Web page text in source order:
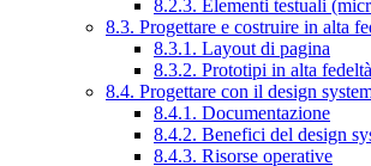
8.2.3. Elementi testuali
8.3. Progettare e costruire in alta
8.3.1. Layout di pagina
8.3.2. Prototipi in alta fedeltà
8.4. Progettare con il design
8.4.1. Documentazione
8.4.2. Benefici del design
8.4.3. Risorse operative